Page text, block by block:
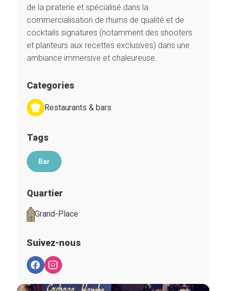
de la piraterie et spécialisé dans la
commercialisation de rhums de qualité et de
cocktails signatures (notamment des shooters
et planteurs aux recettes exclusives) dans une
ambiance immersive et chaleureuse.
Categories
Restaurants & bars
Tags
Bar
Quartier
Grand-Place
Suivez-nous